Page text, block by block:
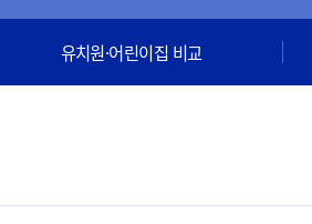
유치원·어린이집 비교